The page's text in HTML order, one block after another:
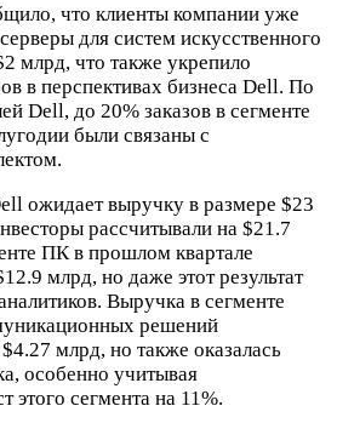
что клиенты компании уже
для систем искусственного
млрд, что также укрепило
в перспективах бизнеса Dell. По
Dell, до 20% заказов в сегменте
были связаны с
ожидает выручку в размере $23
рассчитывали на $21.7
ПК в прошлом квартале
млрд, но даже этот результат
Выручка в сегменте
решений
млрд, но также оказалась
особенно учитывая
этого сегмента на 11%.